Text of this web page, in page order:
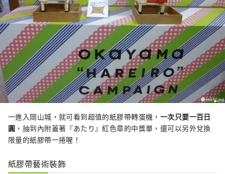
一進入岡山城，就可看到超值的紙膠帶轉蛋機， 一次只要一百日
圓 ，抽到內附蓋著『あたり』紅色章的中獎單，還可以另外兌換
限量的紙膠帶一捲喔！
紙膠帶藝術裝飾